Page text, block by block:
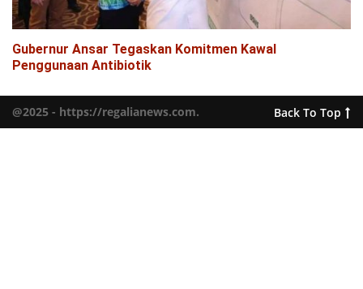
Gubernur Ansar Tegaskan Komitmen Kawal
Penggunaan Antibiotik
@2025 - https://regalianews.com. Back To Top